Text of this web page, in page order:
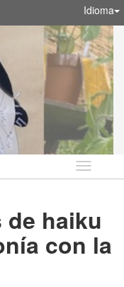
Idioma
Idioma
de haiku
con la